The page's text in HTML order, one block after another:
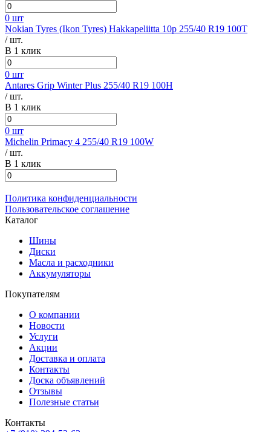
0 шт
Nokian Tyres (Ikon Tyres) Hakkapeliitta 10p 255/40 R19 100T
/ шт.
В 1 клик
0 шт
Antares Grip Winter Plus 255/40 R19 100H
/ шт.
В 1 клик
0 шт
Michelin Primacy 4 255/40 R19 100W
/ шт.
В 1 клик
Политика конфиденциальности
Пользовательское соглашение
Каталог
Шины
Диски
Масла и расходники
Аккумуляторы
Покупателям
О компании
Новости
Услуги
Акции
Доставка и оплата
Контакты
Доска объявлений
Отзывы
Полезные статьи
Контакты